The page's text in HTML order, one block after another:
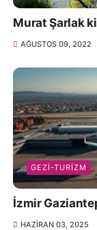
Murat Şarlak
AĞUSTOS 09, 2022
GEZI-TURIZM
İzmir
HAZIRAN 03, 2025